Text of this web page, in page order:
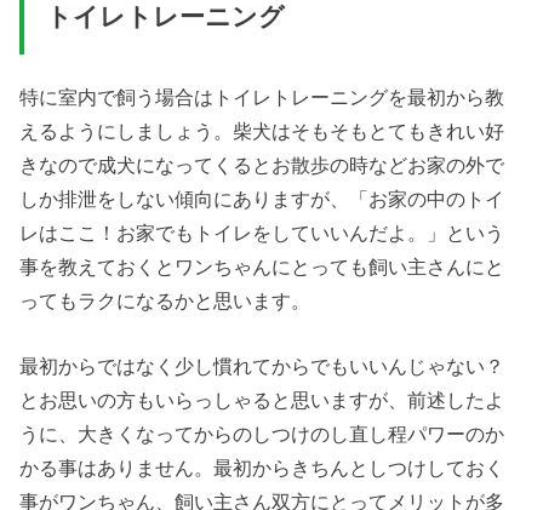
トイレトレーニング
特に室内で飼う場合はトイレトレーニングを最初から教
えるようにしましょう。柴犬はそもそもとてもきれい好
きなので成犬になってくるとお散歩の時などお家の外で
しか排泄をしない傾向にありますが、「お家の中のトイ
レはここ！お家でもトイレをしていいんだよ。」という
事を教えておくとワンちゃんにとっても飼い主さんにと
ってもラクになるかと思います。
最初からではなく少し慣れてからでもいいんじゃない？
とお思いの方もいらっしゃると思いますが、前述したよ
うに、大きくなってからのしつけのし直し程パワーのか
かる事はありません。最初からきちんとしつけしておく
事がワンちゃん、飼い主さん双方にとってメリットが多